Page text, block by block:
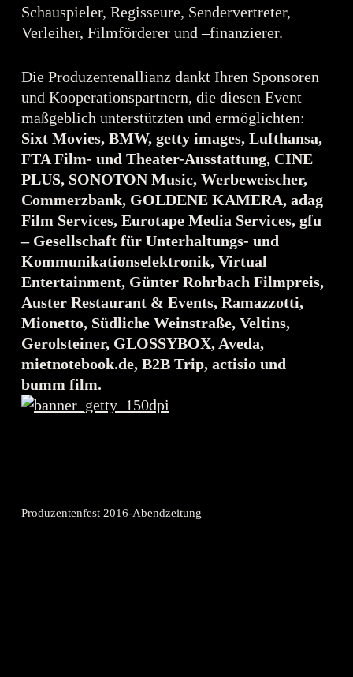
Schauspieler, Regisseure, Sendervertreter,
Verleiher, Filmförderer und –finanzierer.
Die Produzentenallianz dankt Ihren Sponsoren
und Kooperationspartnern, die diesen Event
maßgeblich unterstützten und ermöglichten:
Sixt Movies, BMW, getty images, Lufthansa,
FTA Film- und Theater-Ausstattung, CINE
PLUS, SONOTON Music, Werbeweischer,
Commerzbank, GOLDENE KAMERA, adag
Film Services, Eurotape Media Services, gfu
– Gesellschaft für Unterhaltungs- und
Kommunikationselektronik, Virtual
Entertainment, Günter Rohrbach Filmpreis,
Auster Restaurant & Events, Ramazzotti,
Mionetto, Südliche Weinstraße, Veltins,
Gerolsteiner, GLOSSYBOX, Aveda,
mietnotebook.de, B2B Trip, actisio und
bumm film.
Produzentenfest 2016-Abendzeitung